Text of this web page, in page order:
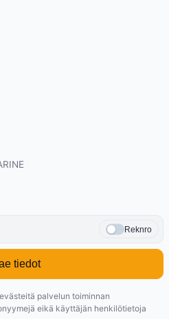
Reknro
tiedot
palvelun toiminnan
eikä käyttäjän henkilötietoja